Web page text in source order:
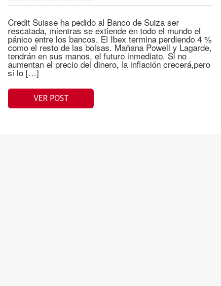
Credit Suisse ha pedido al Banco de Suiza ser
rescatada, mientras se extiende en todo el mundo el
pánico entre los bancos. El Ibex termina perdiendo 4 %
como el resto de las bolsas. Mañana Powell y Lagarde,
tendrán en sus manos, el futuro inmediato. Si no
aumentan el precio del dinero, la inflación crecerá,pero
si lo […]
VER POST